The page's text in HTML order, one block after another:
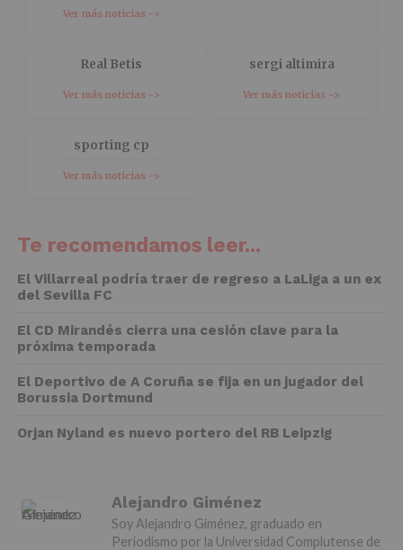
Ver más noticias ->
Real Betis
Ver más noticias ->
sergi altimira
Ver más noticias ->
sporting cp
Ver más noticias ->
Te recomendamos leer...
El Villarreal podría traer de regreso a LaLiga a un ex
del Sevilla FC
El CD Mirandés cierra una cesión clave para la
próxima temporada
El Deportivo de A Coruña se fija en un jugador del
Borussia Dortmund
Orjan Nyland es nuevo portero del RB Leipzig
Alejandro Giménez
Soy Alejandro Giménez, graduado en
Periodismo por la Universidad Complutense de